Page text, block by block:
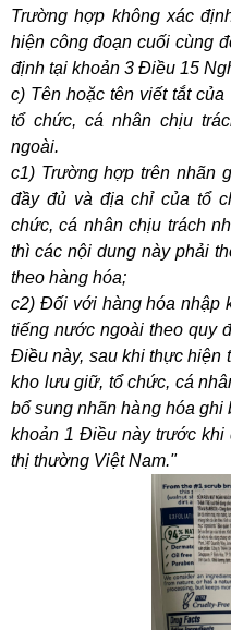
Trường hợp không xác
hiện công đoạn cuối cùng
định tại khoản 3 Điều 15
c) Tên hoặc tên viết tắt
tổ chức, cá nhân chịu
ngoài.
c1) Trường hợp trên nhãn
đầy đủ và địa chỉ của tổ
chức, cá nhân chịu trách
thì các nội dung này phải
theo hàng hóa;
c2) Đối với hàng hóa nhập
tiếng nước ngoài theo quy
Điều này, sau khi thực hiện
kho lưu giữ, tổ chức, cá
bổ sung nhãn hàng hóa ghi
khoản 1 Điều này trước khi
thị thường Việt Nam."